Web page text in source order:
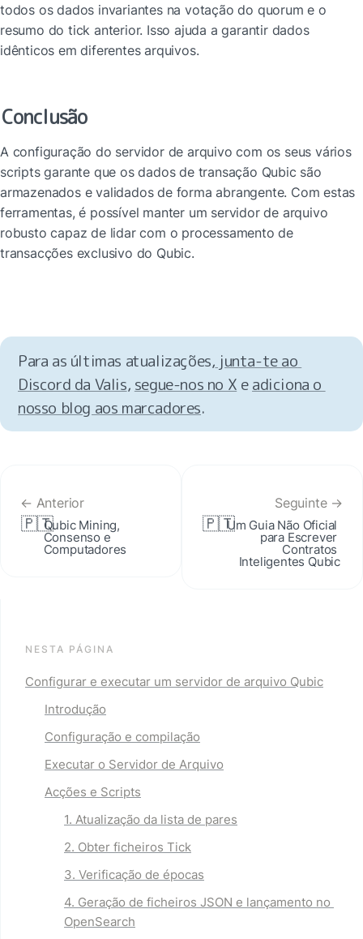
todos os dados invariantes na votação do quorum e o
resumo do tick anterior. Isso ajuda a garantir dados
idênticos em diferentes arquivos.
Conclusão
A configuração do servidor de arquivo com os seus vários
scripts garante que os dados de transação Qubic são
armazenados e validados de forma abrangente. Com estas
ferramentas, é possível manter um servidor de arquivo
robusto capaz de lidar com o processamento de
transacções exclusivo do Qubic.
Para as últimas atualizações, junta-te ao
Discord da Valis, segue-nos no X e adiciona o
nosso blog aos marcadores.
← Anterior
🇵🇹Qubic Mining,
Consenso e
Computadores
Seguinte →
🇵🇹Um Guia Não Oficial
para Escrever
Contratos
Inteligentes Qubic
NESTA PÁGINA
Configurar e executar um servidor de arquivo Qubic
Introdução
Configuração e compilação
Executar o Servidor de Arquivo
Acções e Scripts
1. Atualização da lista de pares
2. Obter ficheiros Tick
3. Verificação de épocas
4. Geração de ficheiros JSON e lançamento no
OpenSearch